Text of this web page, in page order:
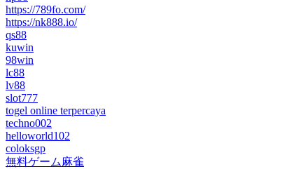
https://789fo.com/
https://nk888.io/
qs88
kuwin
98win
lc88
lv88
slot777
togel online terpercaya
techno002
helloworld102
coloksgp
無料ゲーム麻雀